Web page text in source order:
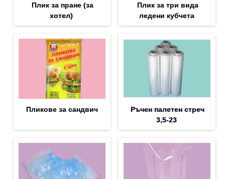
Плик за пране (за
хотел)
Плик за три вида
ледени кубчета
Пликове за сандвич
Ръчен палетен стреч
3,5-23